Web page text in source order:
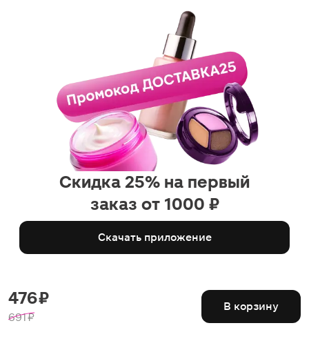
Скидка 25% на первый
заказ от 1000 ₽
Скачать приложение
476 ₽
691 ₽
В корзину